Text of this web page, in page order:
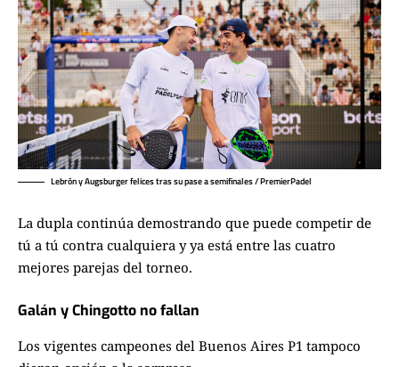
Lebrón y Augsburger felices tras su pase a semifinales / PremierPadel
La dupla continúa demostrando que puede competir de
tú a tú contra cualquiera y ya está entre las cuatro
mejores parejas del torneo.
Galán y Chingotto no fallan
Los vigentes campeones del Buenos Aires P1 tampoco